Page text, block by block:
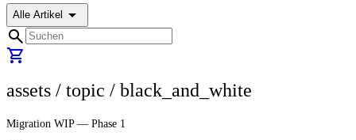
Alle Artikel arrow_drop_down
search
shopping_cart
assets / topic / black_and_white
Migration WIP — Phase 1